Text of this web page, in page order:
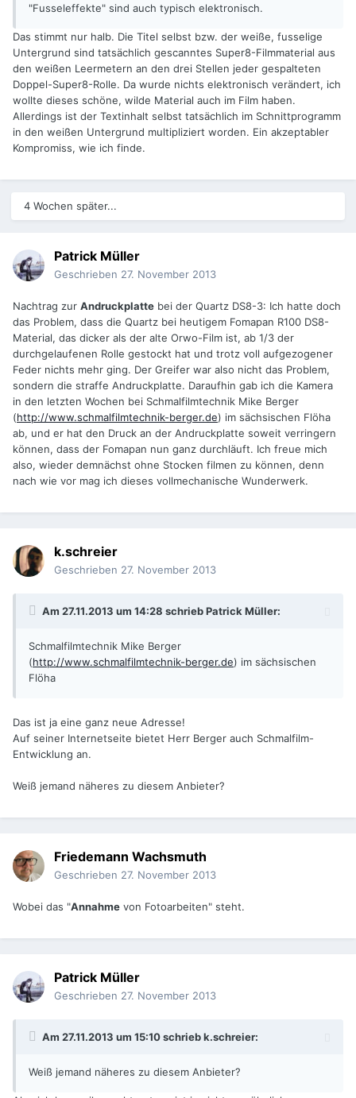
"Fusseleffekte" sind auch typisch elektronisch.
Das stimmt nur halb. Die Titel selbst bzw. der weiße, fusselige
Untergrund sind tatsächlich gescanntes Super8-Filmmaterial aus
den weißen Leermetern an den drei Stellen jeder gespalteten
Doppel-Super8-Rolle. Da wurde nichts elektronisch verändert, ich
wollte dieses schöne, wilde Material auch im Film haben.
Allerdings ist der Textinhalt selbst tatsächlich im Schnittprogramm
in den weißen Untergrund multipliziert worden. Ein akzeptabler
Kompromiss, wie ich finde.
4 Wochen später...
Patrick Müller
Geschrieben 27. November 2013
Nachtrag zur Andruckplatte bei der Quartz DS8-3: Ich hatte doch
das Problem, dass die Quartz bei heutigem Fomapan R100 DS8-
Material, das dicker als der alte Orwo-Film ist, ab 1/3 der
durchgelaufenen Rolle gestockt hat und trotz voll aufgezogener
Feder nichts mehr ging. Der Greifer war also nicht das Problem,
sondern die straffe Andruckplatte. Daraufhin gab ich die Kamera
in den letzten Wochen bei Schmalfilmtechnik Mike Berger
(http://www.schmalfilmtechnik-berger.de) im sächsischen Flöha
ab, und er hat den Druck an der Andruckplatte soweit verringern
können, dass der Fomapan nun ganz durchläuft. Ich freue mich
also, wieder demnächst ohne Stocken filmen zu können, denn
nach wie vor mag ich dieses vollmechanische Wunderwerk.
k.schreier
Geschrieben 27. November 2013
Am 27.11.2013 um 14:28 schrieb Patrick Müller:
Schmalfilmtechnik Mike Berger
(http://www.schmalfilmtechnik-berger.de) im sächsischen
Flöha
Das ist ja eine ganz neue Adresse!
Auf seiner Internetseite bietet Herr Berger auch Schmalfilm-
Entwicklung an.
Weiß jemand näheres zu diesem Anbieter?
Friedemann Wachsmuth
Geschrieben 27. November 2013
Wobei das "Annahme von Fotoarbeiten" steht.
Patrick Müller
Geschrieben 27. November 2013
Am 27.11.2013 um 15:10 schrieb k.schreier:
Weiß jemand näheres zu diesem Anbieter?